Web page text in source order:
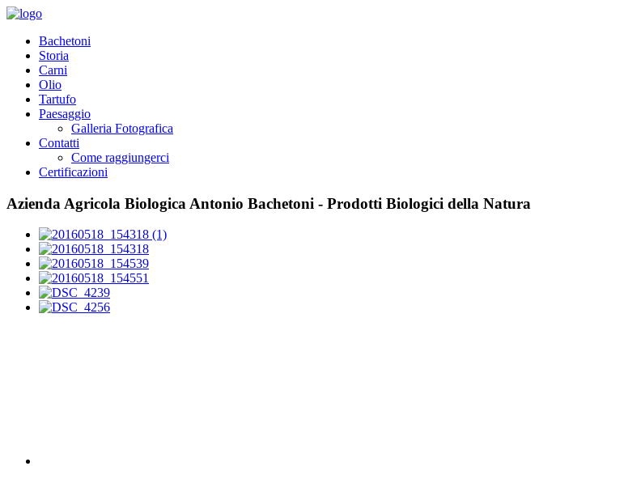
Bachetoni
Storia
Carni
Olio
Tartufo
Paesaggio
Galleria Fotografica
Contatti
Come raggiungerci
Certificazioni
Azienda Agricola Biologica Antonio Bachetoni - Prodotti Biologici della Natura